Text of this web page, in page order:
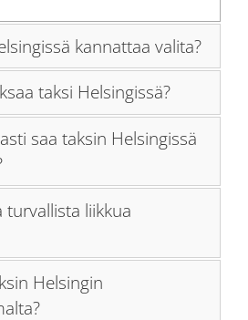
kannattaa valita?
taksi Helsingissä?
saa taksin Helsingissä
turvallista liikkua
Helsingin